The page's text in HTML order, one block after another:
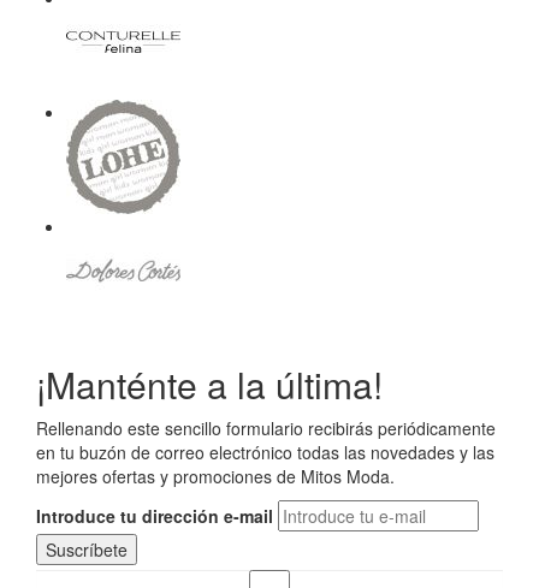
¡Manténte a la última!
Rellenando este sencillo formulario recibirás periódicamente
en tu buzón de correo electrónico todas las novedades y las
mejores ofertas y promociones de Mitos Moda.
Introduce tu dirección e-mail